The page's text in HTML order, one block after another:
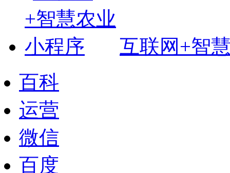
互联网+智
百科
运营
微信
百度